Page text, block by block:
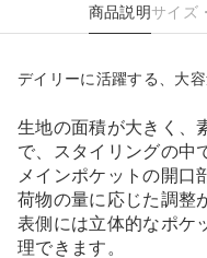
商品説明サイズ
デイリーに活躍する、大
生地の面積が大きく、
で、スタイリングの中
メインポケットの開口
荷物の量に応じた調整
表側には立体的なポケ
理できます。